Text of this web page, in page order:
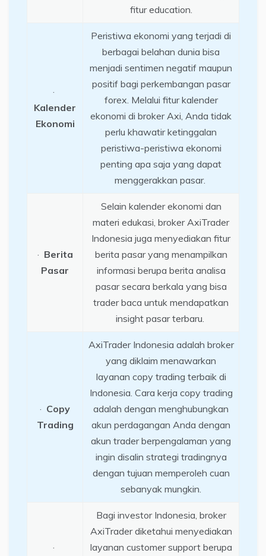
fitur education.
·
Kalender
Ekonomi
Peristiwa ekonomi yang terjadi di
berbagai belahan dunia bisa
menjadi sentimen negatif maupun
positif bagi perkembangan pasar
forex. Melalui fitur kalender
ekonomi di broker Axi, Anda tidak
perlu khawatir ketinggalan
peristiwa-peristiwa ekonomi
penting apa saja yang dapat
menggerakkan pasar.
· Berita
Pasar
Selain kalender ekonomi dan
materi edukasi, broker AxiTrader
Indonesia juga menyediakan fitur
berita pasar yang menampilkan
informasi berupa berita analisa
pasar secara berkala yang bisa
trader baca untuk mendapatkan
insight pasar terbaru.
· Copy
Trading
AxiTrader Indonesia adalah broker
yang diklaim menawarkan
layanan copy trading terbaik di
Indonesia. Cara kerja copy trading
adalah dengan menghubungkan
akun perdagangan Anda dengan
akun trader berpengalaman yang
ingin disalin strategi tradingnya
dengan tujuan memperoleh cuan
sebanyak mungkin.
·
Bagi investor Indonesia, broker
AxiTrader diketahui menyediakan
layanan customer support berupa